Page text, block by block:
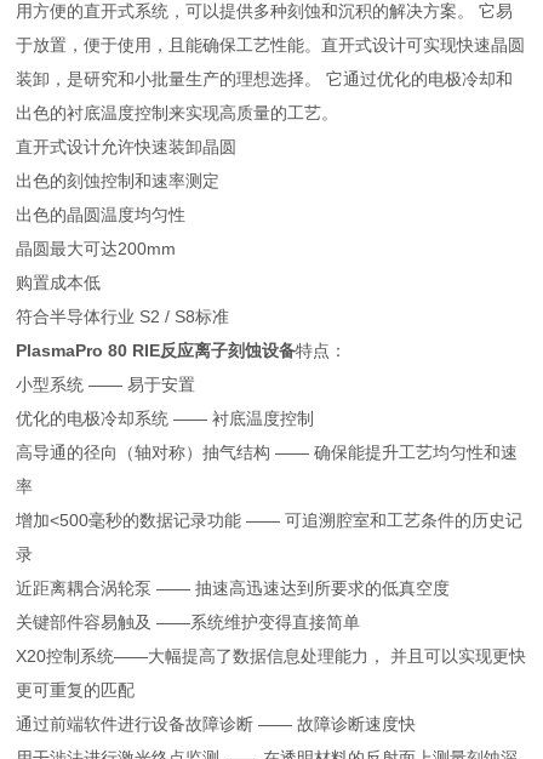
用方便的直开式系统，可以提供多种刻蚀和沉积的解决方案。 它易
于放置，便于使用，且能确保工艺性能。直开式设计可实现快速晶圆
装卸，是研究和小批量生产的理想选择。 它通过优化的电极冷却和
出色的衬底温度控制来实现高质量的工艺。
直开式设计允许快速装卸晶圆
出色的刻蚀控制和速率测定
出色的晶圆温度均匀性
晶圆最大可达200mm
购置成本低
符合半导体行业 S2 / S8标准
PlasmaPro 80 RIE反应离子刻蚀设备特点：
小型系统 —— 易于安置
优化的电极冷却系统 —— 衬底温度控制
高导通的径向（轴对称）抽气结构 —— 确保能提升工艺均匀性和速
率
增加<500毫秒的数据记录功能 —— 可追溯腔室和工艺条件的历史记
录
近距离耦合涡轮泵 —— 抽速高迅速达到所要求的低真空度
关键部件容易触及 ——系统维护变得直接简单
X20控制系统——大幅提高了数据信息处理能力， 并且可以实现更快
更可重复的匹配
通过前端软件进行设备故障诊断 —— 故障诊断速度快